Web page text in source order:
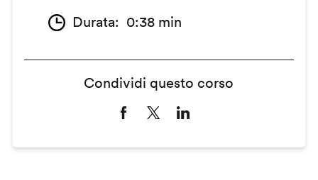
Durata 0:38 min
Condividi questo corso